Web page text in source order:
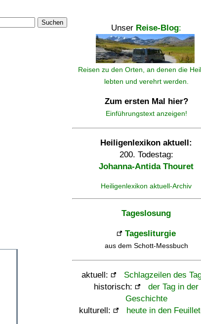
Suchen
Unser Reise-Blog:
Reisen zu den Orten, an denen die
lebten und verehrt werden.
Zum ersten Mal hier?
Einführungstext anzeigen!
Heiligenlexikon aktuell:
200. Todestag:
Johanna-Antida Thouret
Heiligenlexikon aktuell-Archiv
Tageslosung
Tagesliturgie
aus dem Schott-Messbuch
aktuell:
Schlagzeilen des
historisch:
der Tag in der
Geschichte
kulturell:
heute in den